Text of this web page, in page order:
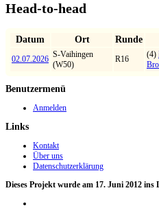
Head-to-head
Datum Ort Runde
02.07.2026 S-Vaihingen
(W50)
R16 (4)
Benutzermenü
Anmelden
Links
Kontakt
Über uns
Datenschutzerklärung
Dieses Projekt wurde am 17. Juni 2012 ins